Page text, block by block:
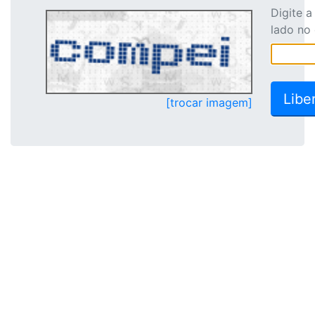
[trocar imagem]
Digite
lado no